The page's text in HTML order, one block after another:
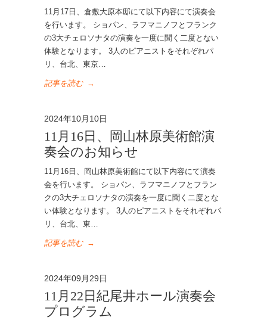
11月17日、倉敷大原本邸にて以下内容にて演奏会
を行います。 ショパン、ラフマニノフとフランク
の3大チェロソナタの演奏を一度に聞く二度とない
体験となります。 3人のピアニストをそれぞれパ
リ、台北、東京…
記事を読む →
2024年10月10日
11月16日、岡山林原美術館演
奏会のお知らせ
11月16日、岡山林原美術館にて以下内容にて演奏
会を行います。 ショパン、ラフマニノフとフラン
クの3大チェロソナタの演奏を一度に聞く二度とな
い体験となります。 3人のピアニストをそれぞれパ
リ、台北、東…
記事を読む →
2024年09月29日
11月22日紀尾井ホール演奏会
プログラム